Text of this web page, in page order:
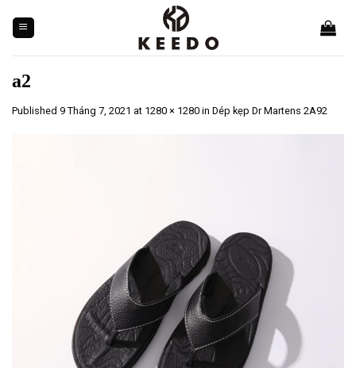
content
a2
Published 9 Tháng 7, 2021 at 1280 × 1280 in Dép kẹp Dr Martens 2A92